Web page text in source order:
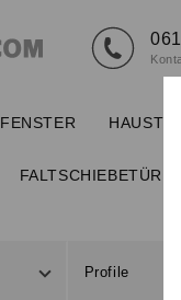
FENSTER
FALTSCHIEBETÜR
Profile